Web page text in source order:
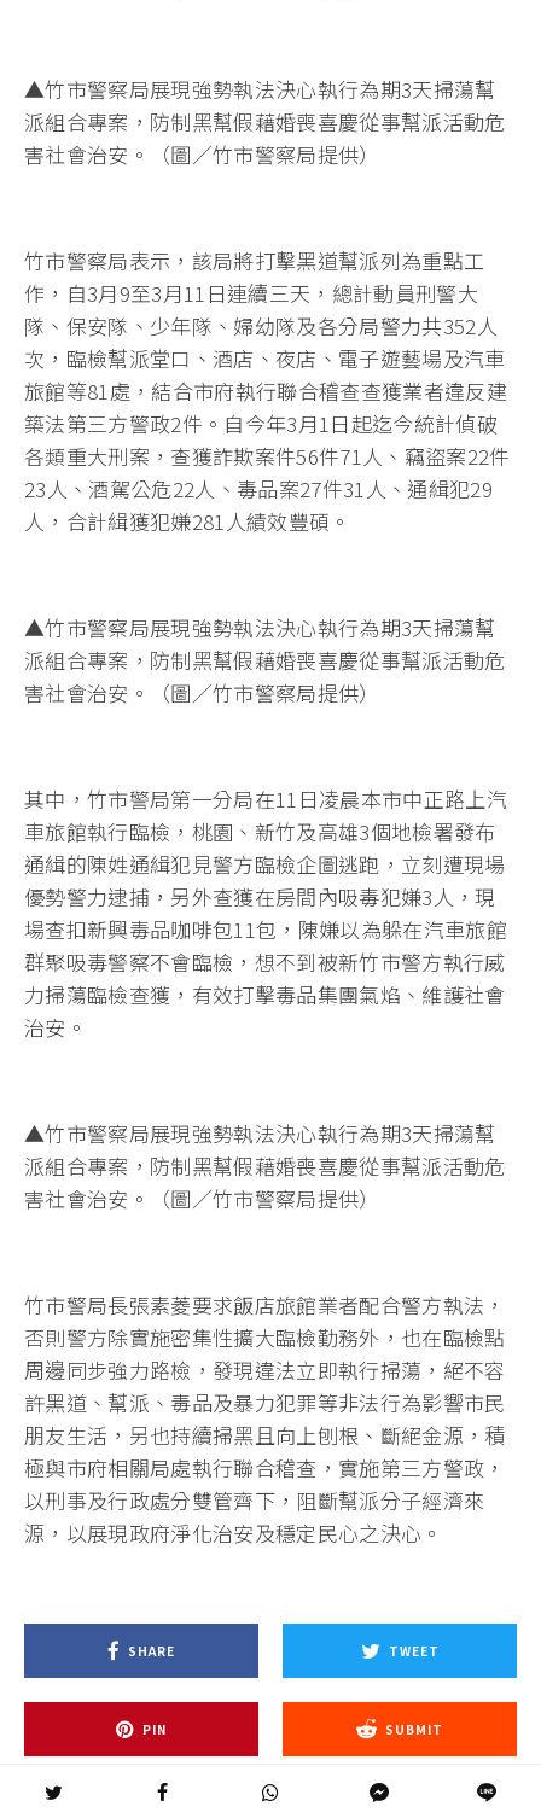
▲竹市警察局展現強勢執法決心執行為期3天掃蕩幫
派組合專案，防制黑幫假藉婚喪喜慶從事幫派活動危
害社會治安。（圖／竹市警察局提供）
竹市警察局表示，該局將打擊黑道幫派列為重點工
作，自3月9至3月11日連續三天，總計動員刑警大
隊、保安隊、少年隊、婦幼隊及各分局警力共352人
次，臨檢幫派堂口、酒店、夜店、電子遊藝場及汽車
旅館等81處，結合市府執行聯合稽查查獲業者違反建
築法第三方警政2件。自今年3月1日起迄今統計偵破
各類重大刑案，查獲詐欺案件56件71人、竊盜案22件
23人、酒駕公危22人、毒品案27件31人、通緝犯29
人，合計緝獲犯嫌281人績效豐碩。
▲竹市警察局展現強勢執法決心執行為期3天掃蕩幫
派組合專案，防制黑幫假藉婚喪喜慶從事幫派活動危
害社會治安。（圖／竹市警察局提供）
其中，竹市警局第一分局在11日凌晨本市中正路上汽
車旅館執行臨檢，桃園、新竹及高雄3個地檢署發布
通緝的陳姓通緝犯見警方臨檢企圖逃跑，立刻遭現場
優勢警力逮捕，另外查獲在房間內吸毒犯嫌3人，現
場查扣新興毒品咖啡包11包，陳嫌以為躲在汽車旅館
群聚吸毒警察不會臨檢，想不到被新竹市警方執行威
力掃蕩臨檢查獲，有效打擊毒品集團氣焰、維護社會
治安。
▲竹市警察局展現強勢執法決心執行為期3天掃蕩幫
派組合專案，防制黑幫假藉婚喪喜慶從事幫派活動危
害社會治安。（圖／竹市警察局提供）
竹市警局長張素菱要求飯店旅館業者配合警方執法，
否則警方除實施密集性擴大臨檢勤務外，也在臨檢點
周邊同步強力路檢，發現違法立即執行掃蕩，絕不容
許黑道、幫派、毒品及暴力犯罪等非法行為影響市民
朋友生活，另也持續掃黑且向上刨根、斷絕金源，積
極與市府相關局處執行聯合稽查，實施第三方警政，
以刑事及行政處分雙管齊下，阻斷幫派分子經濟來
源，以展現政府淨化治安及穩定民心之決心。
SHARE TWEET
PIN SUBMIT